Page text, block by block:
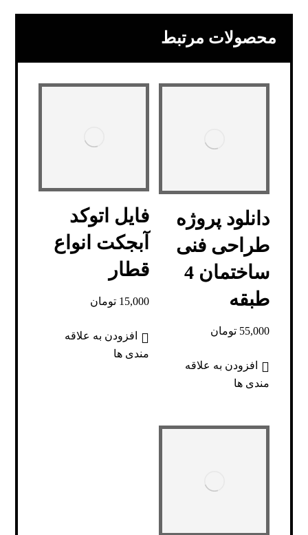
محصولات مرتبط
دانلود پروژه
طراحی فنی
ساختمان 4
طبقه
55,000 تومان
افزودن به علاقه
مندی ها
فایل اتوکد
آبجکت انواع
قطار
15,000 تومان
افزودن به علاقه
مندی ها